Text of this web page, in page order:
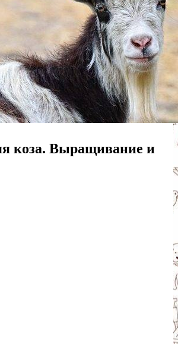
коза. Выращивание и